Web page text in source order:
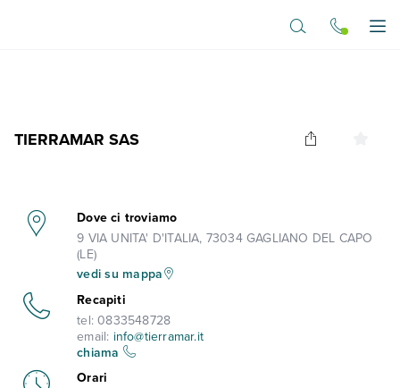
TIERRAMAR SAS
Dove ci troviamo
9 VIA UNITA' D'ITALIA, 73034 GAGLIANO DEL CAPO
(LE)
vedi su mappa
Recapiti
tel:0833548728
email: info@tierramar.it
chiama
Orari